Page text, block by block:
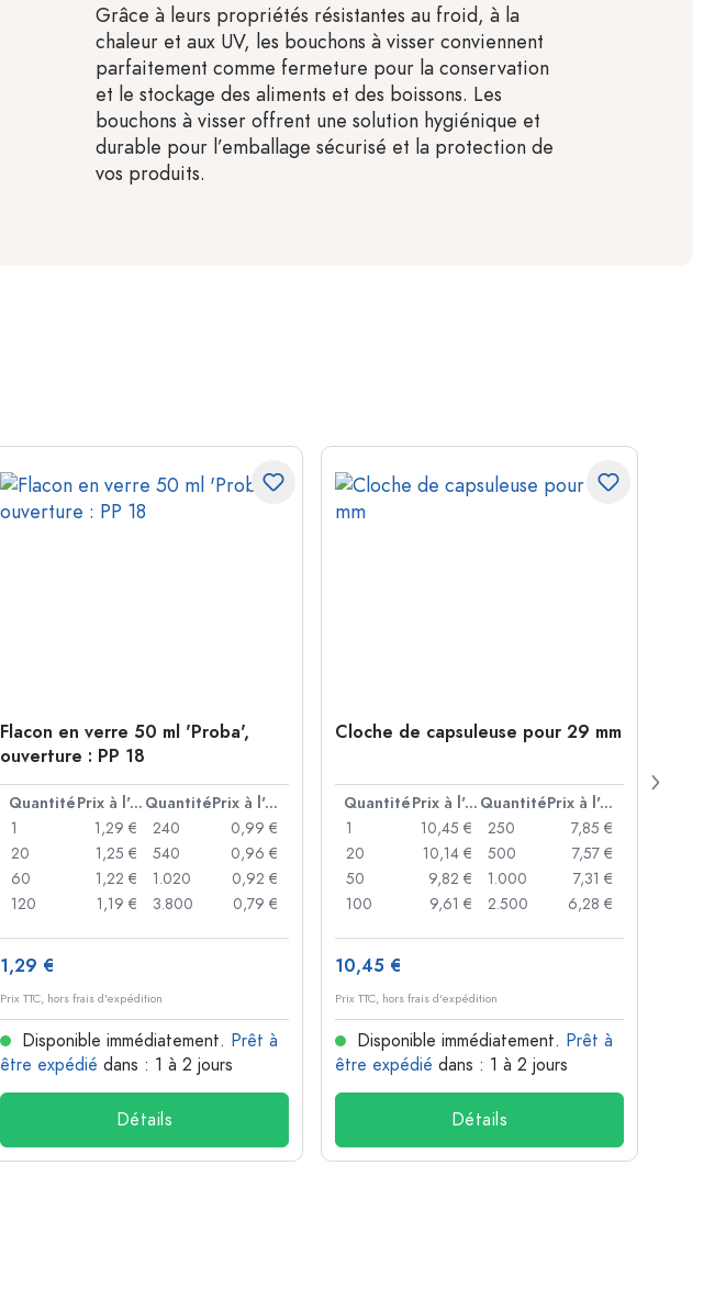
Grâce à leurs propriétés résistantes au froid, à la
chaleur et aux UV, les bouchons à visser conviennent
parfaitement comme fermeture pour la conservation
et le stockage des aliments et des boissons. Les
bouchons à visser offrent une solution hygiénique et
durable pour l’emballage sécurisé et la protection de
vos produits.
Flacon en verre 50 ml 'Proba',
ouverture : PP 18
Quantité Prix à l'unité Quantité
Prix à l'unité
1
1,29 €
20
1,25 €
60
1,22 €
120
1,19 €
240
0,99 €
540
0,96 €
1.020
0,92 €
3.800
0,79 €
1,29 €
Prix TTC, hors frais d'expédition
Disponible immédiatement. Prêt à
être expédié dans : 1 à 2 jours
Détails
Cloche de capsuleuse pour 29 mm
Quantité Prix à l'unité Quantité
Prix à l'unité
1
10,45 €
20
10,14 €
50
9,82 €
100
9,61 €
250
7,85 €
500
7,57 €
1.000
7,31 €
2.500
6,28 €
10,45 €
Prix TTC, hors frais d'expédition
Disponible immédiatement. Prêt à
être expédié dans : 1 à 2 jours
Détails